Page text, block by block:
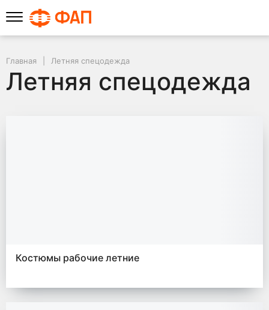
Главная Летняя спецодежда
Летняя спецодежда
Костюмы рабочие летние